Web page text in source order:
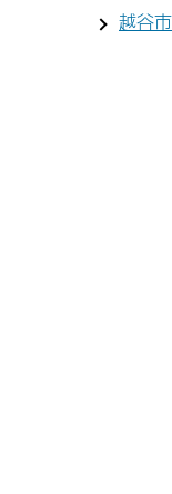
越谷